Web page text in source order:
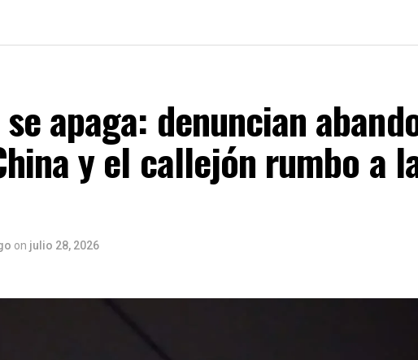
apaga: denuncian
y el callejón rumbo a
on julio 28, 2026